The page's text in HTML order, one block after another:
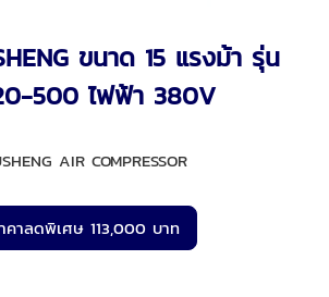
ขนาด 15 แรงม้า รุ่น
500 ไฟฟ้า 380V
AIR COMPRESSOR
คาลดพิเศษ 113,000 บาท